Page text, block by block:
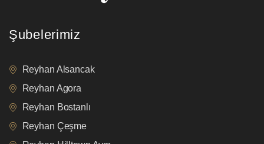
Şubelerimiz
Reyhan Alsancak
Reyhan Agora
Reyhan Bostanlı
Reyhan Çeşme